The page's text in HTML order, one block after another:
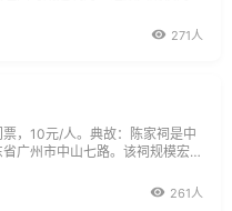
小塔后建，寺中立塔，故塔以寺
271人
，10元/人。典故：陈家祠是中
广州市中山七路。该祠规模宏
文物保护单位。陈家祠始建于清
261人